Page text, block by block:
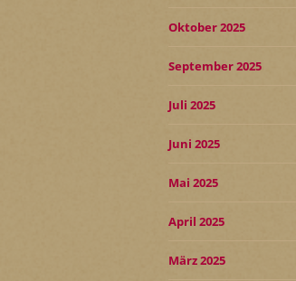
Oktober 2025
September 2025
Juli 2025
Juni 2025
Mai 2025
April 2025
März 2025